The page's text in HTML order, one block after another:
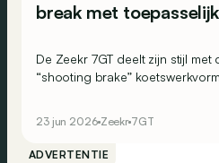
break met
De Zeekr 7GT deelt zijn stijl met
“shooting brake”
23 jun 2026 Zeekr 7GT
ADVERTENTIE